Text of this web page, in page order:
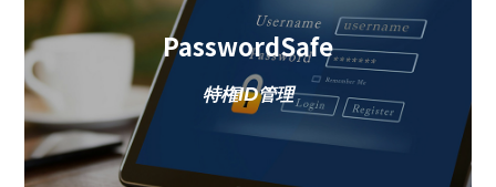
PasswordSafe
特権ID管理